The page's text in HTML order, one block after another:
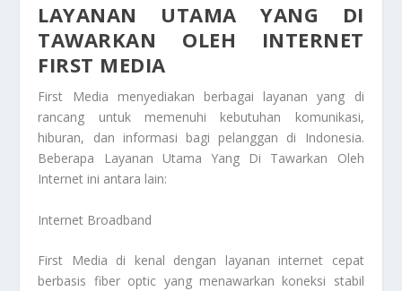
LAYANAN UTAMA YANG DI
TAWARKAN OLEH INTERNET
FIRST MEDIA
First Media menyediakan berbagai layanan yang di
rancang untuk memenuhi kebutuhan komunikasi,
hiburan, dan informasi bagi pelanggan di Indonesia.
Beberapa
Layanan Utama Yang Di Tawarkan Oleh
Internet ini antara lain:
Internet Broadband
First Media di kenal dengan layanan internet cepat
berbasis fiber optic yang menawarkan koneksi stabil